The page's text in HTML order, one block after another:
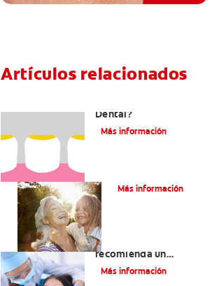
Artículos relacionados
Dental?
Más información
Más información
Por qué su dentista
recomienda un
detartraje
Más información